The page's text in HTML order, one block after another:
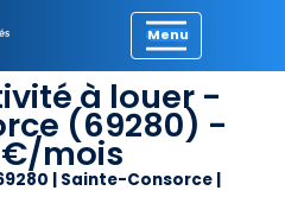
à louer -
(69280) -
€/mois
| Sainte-Consorce |